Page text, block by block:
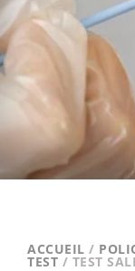
ACCUEIL /
TEST / TEST